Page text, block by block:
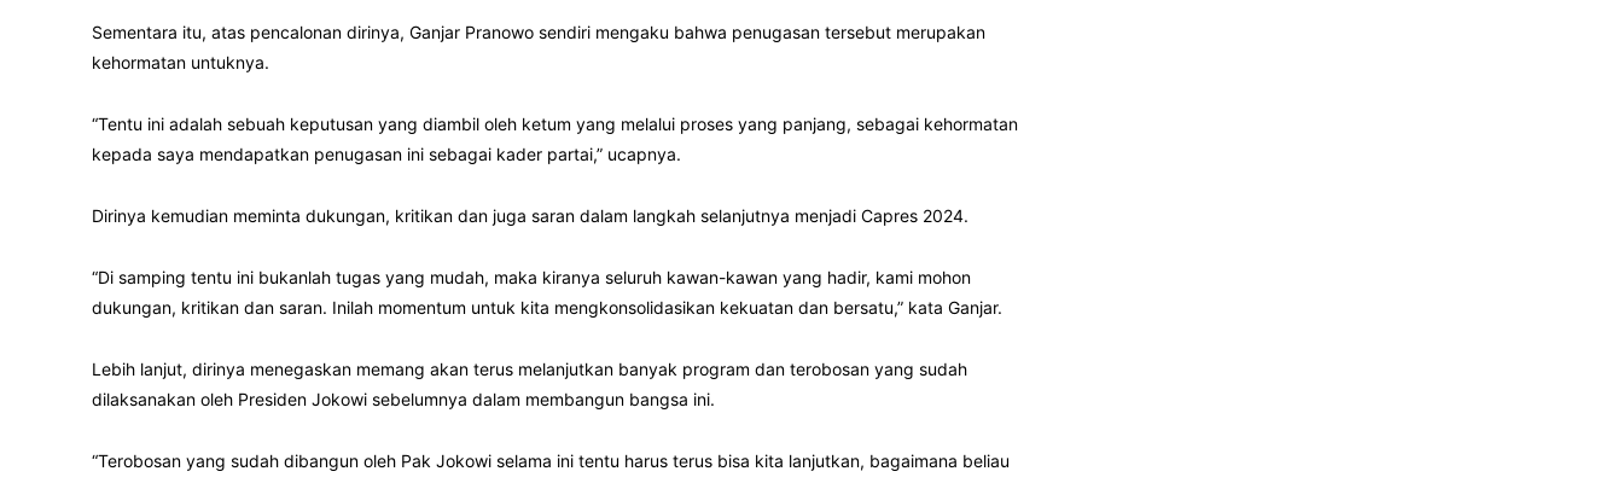
Sementara itu, atas pencalonan dirinya, Ganjar Pranowo sendiri mengaku bahwa penugasan tersebut merupakan
kehormatan untuknya.
“Tentu ini adalah sebuah keputusan yang diambil oleh ketum yang melalui proses yang panjang, sebagai kehormatan
kepada saya mendapatkan penugasan ini sebagai kader partai,” ucapnya.
Dirinya kemudian meminta dukungan, kritikan dan juga saran dalam langkah selanjutnya menjadi Capres 2024.
“Di samping tentu ini bukanlah tugas yang mudah, maka kiranya seluruh kawan-kawan yang hadir, kami mohon
dukungan, kritikan dan saran. Inilah momentum untuk kita mengkonsolidasikan kekuatan dan bersatu,” kata Ganjar.
Lebih lanjut, dirinya menegaskan memang akan terus melanjutkan banyak program dan terobosan yang sudah
dilaksanakan oleh Presiden Jokowi sebelumnya dalam membangun bangsa ini.
“Terobosan yang sudah dibangun oleh Pak Jokowi selama ini tentu harus terus bisa kita lanjutkan, bagaimana beliau